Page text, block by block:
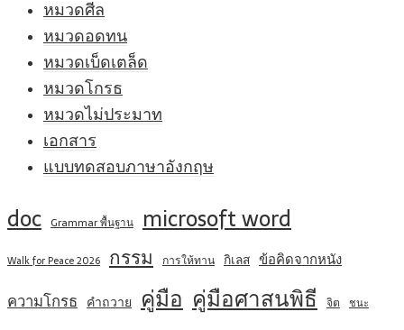
หมวดศีล
หมวดอดทน
หมวดเบ็ดเตล็ด
หมวดโกรธ
หมวดไม่ประมาท
เอกสาร
แบบทดสอบภาษาอังกฤษ
doc Grammar พื้นฐาน microsoft word
Walk for Peace 2026 กรรม การให้ทาน กิเลส ข้อคิดจากหนัง
ความโกรธ คำถวาย คู่มือ คู่มือศาสนพิธี จิต ชนะ